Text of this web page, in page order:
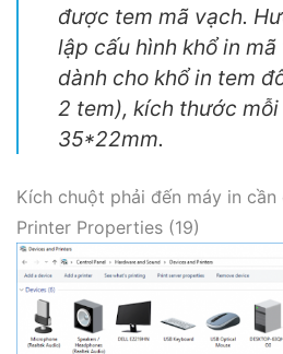
được tem mã vạch.
lập cấu hình khổ in
dành cho khổ in tem
2 tem), kích thước
35*22mm.
Kích chuột phải đến máy in cần
Printer Properties (19)